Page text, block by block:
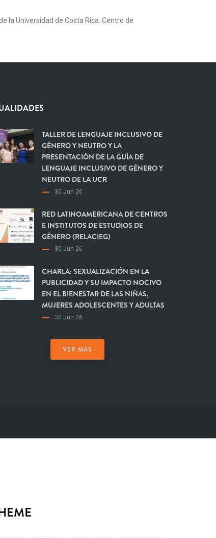
la Universidad de Costa Rica. Centro de
TALLER DE LENGUAJE INCLUSIVO DE
GÉNERO Y NEUTRO Y LA
PRESENTACIÓN DE LA GUÍA DE
LENGUAJE INCLUSIVO DE GÉNERO Y
NEUTRO DE LA UCR
30 Jun 26
RED LATINOAMERICANA DE CENTROS
E INSTITUTOS DE ESTUDIOS DE
GÉNERO (RELACIEG)
30 Jun 26
CHARLA: SEXUALIZACIÓN EN LA
PUBLICIDAD Y SU IMPACTO NOCIVO
EN EL BIENESTAR DE LAS NIÑAS,
MUJERES ADOLESCENTES Y ADULTAS
30 Jun 26
VER MÁS